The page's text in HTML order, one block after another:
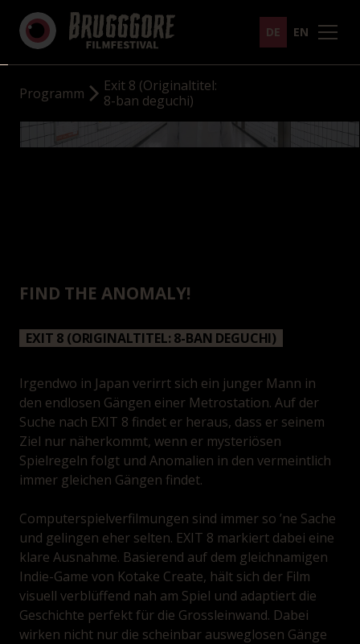
DE EN
Programm
Exit 8 (Originaltitel:
8-ban deguchi)
FIND THE ANOMALY!
EXIT 8 (ORIGINALTITEL: 8-BAN DEGUCHI)
Irgendwo in Japan verirrt sich ein junger Mann in
den endlosen Gängen einer Metrostation. Auf der
Suche nach EXIT 8 findet er heraus, dass er seinem
Ziel nur näherkommt, wenn er mysteriösen
Spielregeln folgt und Anomalien in den vermeintlich
immer gleichen Gängen findet.
Computerspielverfilmungen sind immer so ’ne Sache
und gelingen eher selten. EXIT 8 markiert dabei eine
klare Ausnahme. Basierend auf dem gleichnamigen
Indie-Game von Kotake Create, hält sich der Film
visuell verblüffend nah am Spiel und adaptiert die
Geschichte perfekt für die Grossleinwand. Dabei
wirken nicht nur die scheinbar ausweglosen Gänge